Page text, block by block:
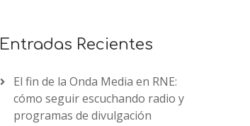
Entradas Recientes
El fin de la Onda Media en RNE:
cómo seguir escuchando radio y
programas de divulgación